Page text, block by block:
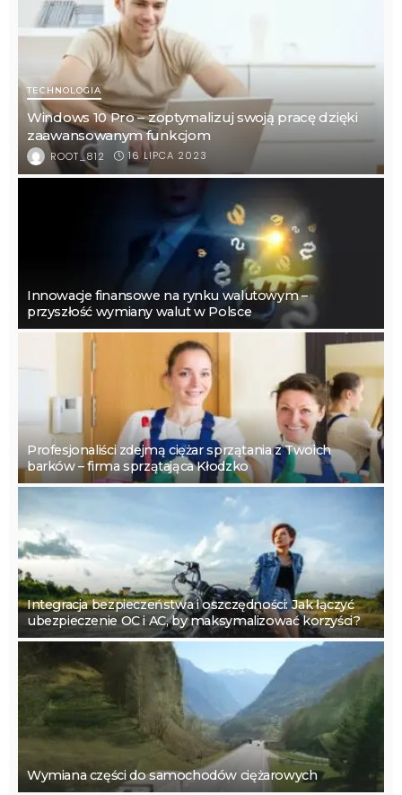
TECHNOLOGIA
Windows 10 Pro – zoptymalizuj swoją pracę dzięki
zaawansowanym funkcjom
ROOT_812 16 LIPCA 2023
Innowacje finansowe na rynku walutowym –
przyszłość wymiany walut w Polsce
Profesjonaliści zdejmą ciężar sprzątania z Twoich
barków – firma sprzątająca Kłodzko
Integracja bezpieczeństwa i oszczędności: Jak łączyć
ubezpieczenie OC i AC, by maksymalizować korzyści?
Wymiana części do samochodów ciężarowych